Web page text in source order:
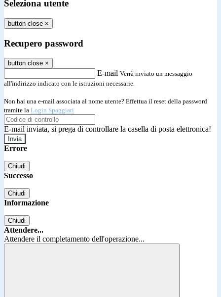
Seleziona utente
button close ×
Recupero password
button close ×
E-mail Verrà inviato un messaggio
all'indirizzo indicato con le istruzioni necessarie.
Non hai una e-mail associata al nome utente? Effettua il reset della password
tramite la Login Spaggiari
E-mail inviata, si prega di controllare la casella di posta elettronica!
Errore
Chiudi
Successo
Chiudi
Informazione
Chiudi
Attendere...
Attendere il completamento dell'operazione...